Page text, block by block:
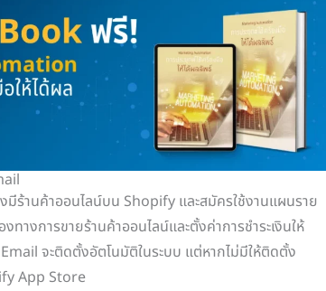
มีร้านค้าออนไลน์บน Shopify และสมัครใช้งานแผนราย
างการขายร้านค้าออนไลน์และตั้งค่าการชำระเงินให้
จะติดตั้งอัตโนมัติในระบบ แต่หากไม่มีให้ติดตั้ง
App Store